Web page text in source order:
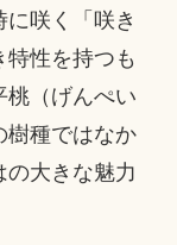
咲く「咲き
性を持つも
桃（げんぺい
樹種ではなか
の大きな魅力